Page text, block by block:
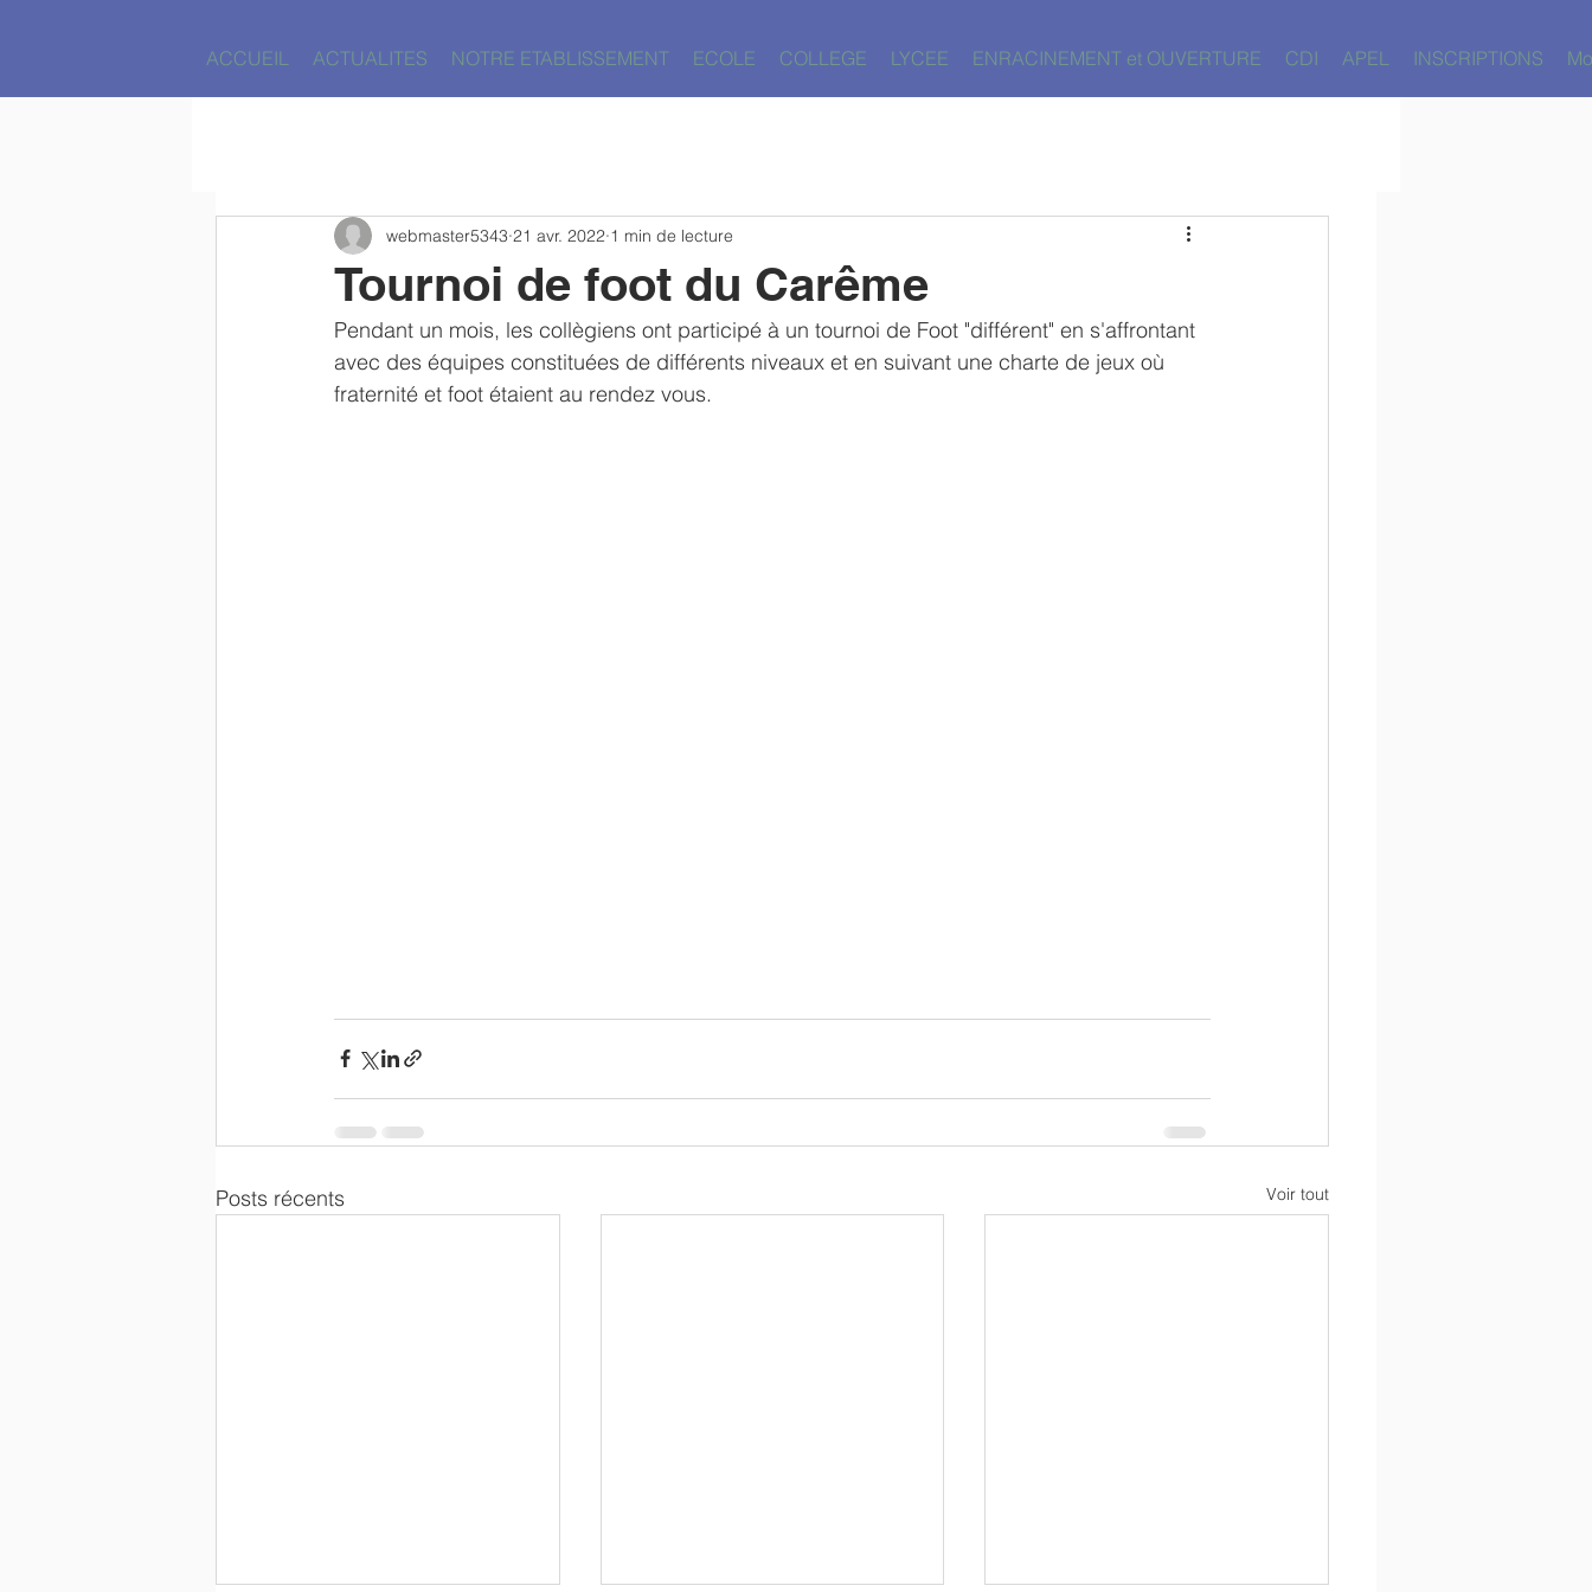
ACCUEIL ACTUALITES NOTRE ETABLISSEMENT ECOLE COLLEGE LYCEE ENRACINEMENT et OUVERTURE CDI APEL INSCRIPTIONS
Tournoi de foot du Carême
webmaster5343 21 avr. 2022 1 min de lecture
Pendant un mois, les collègiens ont participé à un tournoi de Foot "différent" en s'affrontant
avec des équipes constituées de différents niveaux et en suivant une charte de jeux où
fraternité et foot étaient au rendez vous.
Posts récents Voir tout